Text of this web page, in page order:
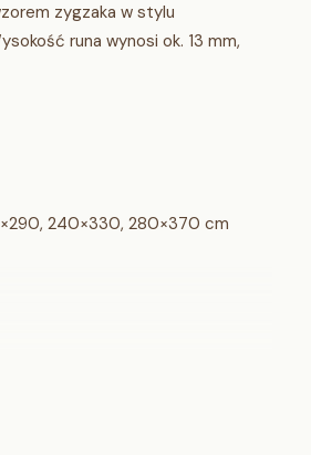
zygzaka w stylu
runa wynosi ok. 13 mm,
240×330, 280×370 cm